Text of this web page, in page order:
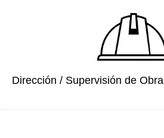
Dirección / Supervisión de Obra